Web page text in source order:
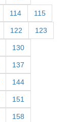
114 115
122 123
130
137
144
151
158